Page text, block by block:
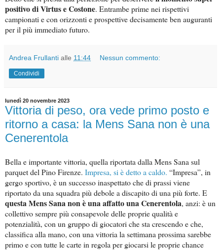
positivo di Virtus e Costone. Entrambe prime nei rispettivi
campionati e con orizzonti e prospettive decisamente ben auguranti
per il più immediato futuro.
Andrea Frullanti alle 11:44 Nessun commento:
Condividi
lunedì 20 novembre 2023
Vittoria di peso, ora vede primo posto e
ritorno a casa: la Mens Sana non è una
Cenerentola
Bella e importante vittoria, quella riportata dalla Mens Sana sul
parquet del Pino Firenze. Impresa, si è detto a caldo. “Impresa”, in
gergo sportivo, è un successo inaspettato che di prassi viene
riportato da una squadra più debole a discapito di una più forte. E
questa Mens Sana non è una affatto una Cenerentola, anzi: è un
collettivo sempre più consapevole delle proprie qualità e
potenzialità, con un gruppo di giocatori che sta crescendo e che,
classifica alla mano, con una vittoria la settimana prossima sarebbe
primo e con tutte le carte in regola per giocarsi le proprie chance